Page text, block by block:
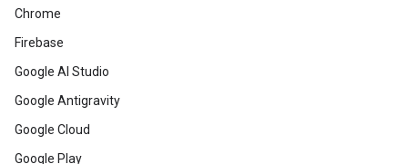
Chrome
Firebase
Google AI Studio
Google Antigravity
Google Cloud
Google Play